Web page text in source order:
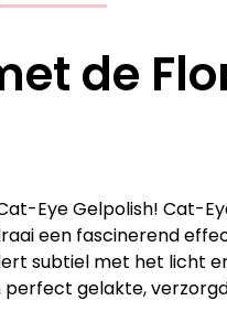
de
Eye Gelpolish! Cat-
een fascinerend
subtiel met het licht
gelakte,